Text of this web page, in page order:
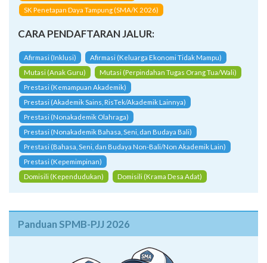
SK Penetapan Daya Tampung (SMA/K 2026)
CARA PENDAFTARAN JALUR:
Afirmasi (Inklusi)
Afirmasi (Keluarga Ekonomi Tidak Mampu)
Mutasi (Anak Guru)
Mutasi (Perpindahan Tugas Orang Tua/Wali)
Prestasi (Kemampuan Akademik)
Prestasi (Akademik Sains, RisTek/Akademik Lainnya)
Prestasi (Nonakademik Olahraga)
Prestasi (Nonakademik Bahasa, Seni, dan Budaya Bali)
Prestasi (Bahasa, Seni, dan Budaya Non-Bali/Non Akademik Lain)
Prestasi (Kepemimpinan)
Domisili (Kependudukan)
Domisili (Krama Desa Adat)
Panduan SPMB-PJJ 2026